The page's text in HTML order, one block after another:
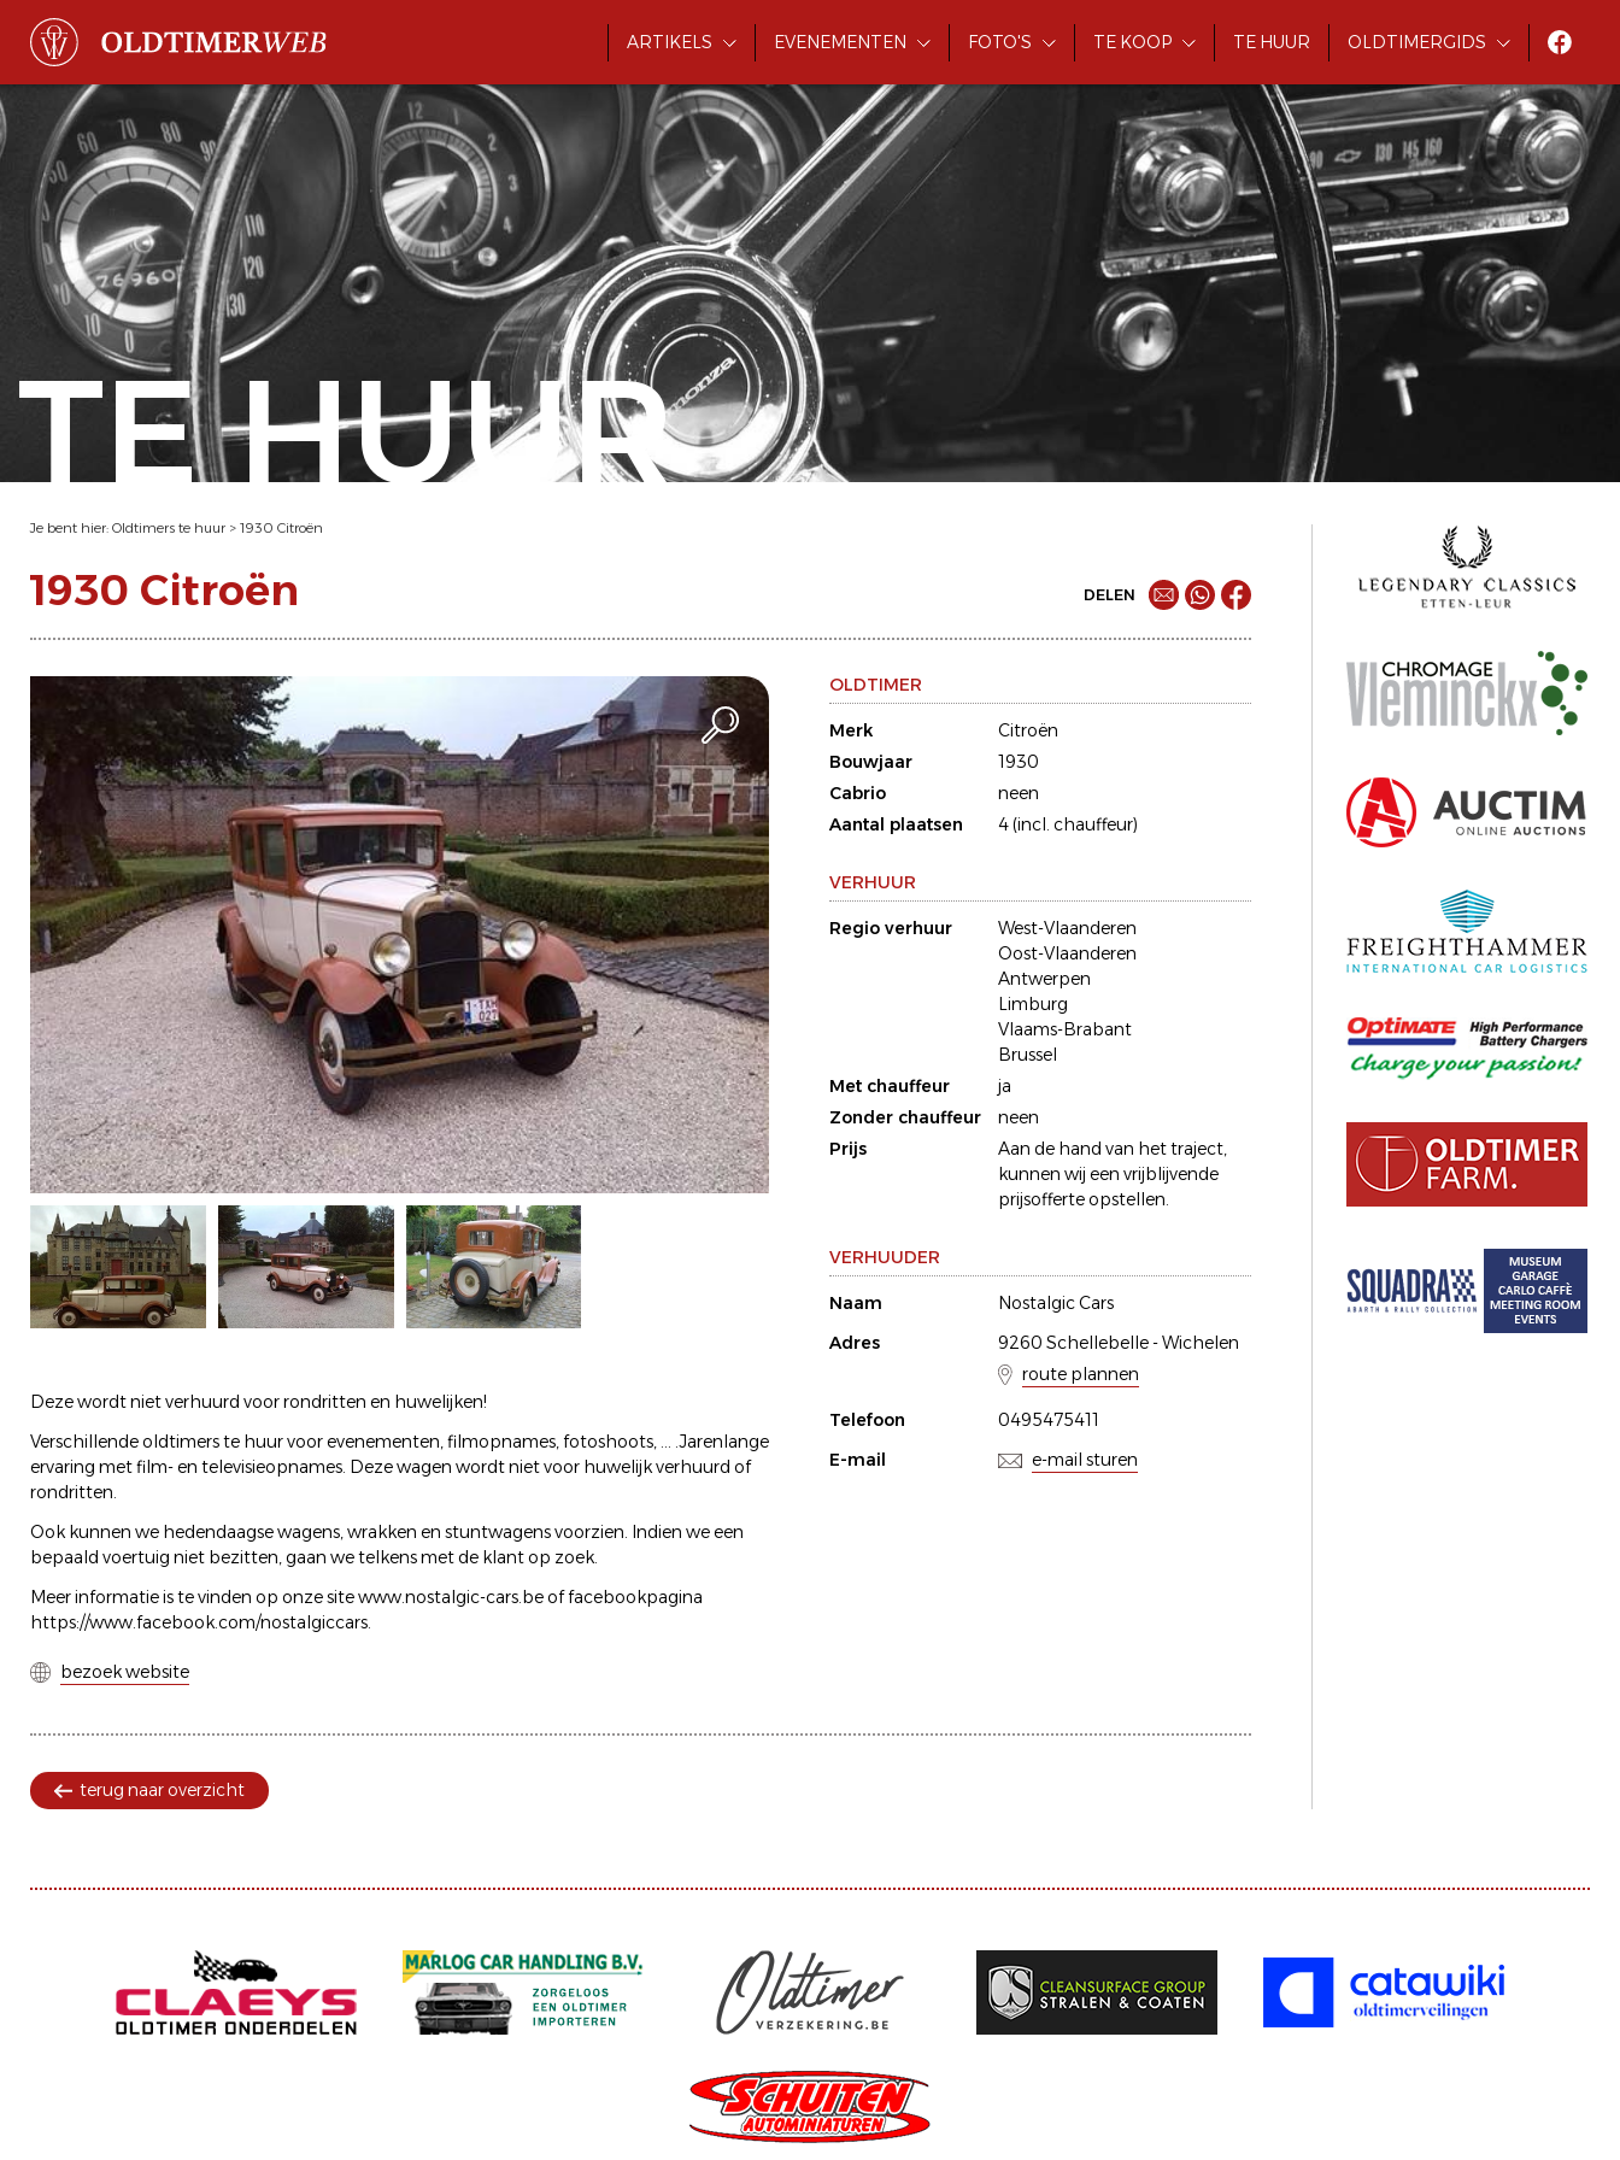
ARTIKELS EVENEMENTEN FOTO'S TE KOOP TE HUUR OLDTIMERGIDS
TE HUUR
Je bent hier: Oldtimers te huur > 1930 Citroën
1930 Citroën DELEN
Deze wordt niet verhuurd voor rondritten en huwelijken!
Verschillende oldtimers te huur voor evenementen, filmopnames, fotoshoots, ... .Jarenlange
ervaring met film- en televisieopnames. Deze wagen wordt niet voor huwelijk verhuurd of
rondritten.
Ook kunnen we hedendaagse wagens, wrakken en stuntwagens voorzien. Indien we een
bepaald voertuig niet bezitten, gaan we telkens met de klant op zoek.
Meer informatie is te vinden op onze site www.nostalgic-cars.be of facebookpagina
https://www.facebook.com/nostalgiccars.
bezoek website
OLDTIMER
Merk
Citroën
Bouwjaar
1930
Cabrio
neen
Aantal plaatsen
4 (incl. chauffeur)
VERHUUR
Regio verhuur
West-Vlaanderen
Oost-Vlaanderen
Antwerpen
Limburg
Vlaams-Brabant
Brussel
Met chauffeur
ja
Zonder chauffeur
neen
Prijs
Aan de hand van het traject,
kunnen wij een vrijblijvende
prijsofferte opstellen.
VERHUUDER
Naam
Nostalgic Cars
Adres
9260 Schellebelle - Wichelen
route plannen
Telefoon
0495475411
E-mail
e-mail sturen
terug naar overzicht